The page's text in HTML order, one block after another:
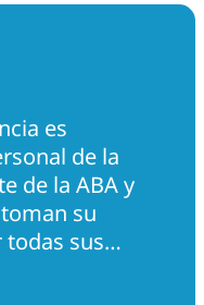
es
de la
de la ABA y
su
sus